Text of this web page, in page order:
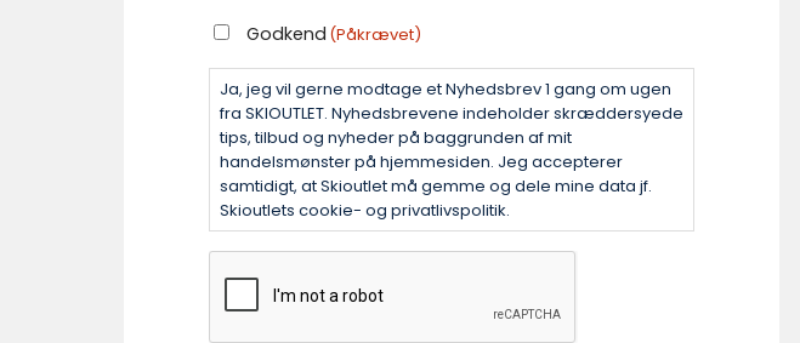
GODKEND
(PÅKRÆVET)
Godkend (Påkrævet)
Ja, jeg vil gerne modtage et Nyhedsbrev 1 gang om ugen
fra SKIOUTLET. Nyhedsbrevene indeholder skræddersyede
tips, tilbud og nyheder på baggrunden af mit
handelsmønster på hjemmesiden. Jeg accepterer
samtidigt, at Skioutlet må gemme og dele mine data jf.
Skioutlets cookie- og privatlivspolitik.